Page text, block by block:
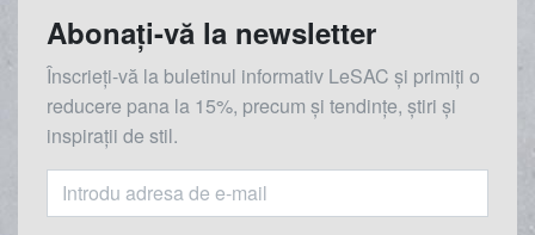
Abonați-vă la newsletter
Înscrieți-vă la buletinul informativ LeSAC și primiți o
reducere pana la 15%, precum și tendințe, știri și
inspirații de stil.